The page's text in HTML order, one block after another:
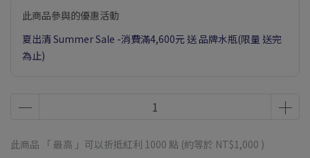
此商品參與的優惠活動
夏出清 Summer Sale -消費滿4,600元 送 品牌水瓶(限量 送完
為止)
此商品 「 最高 」可以折抵紅利 1000 點 (約等於 NT$1,000 )